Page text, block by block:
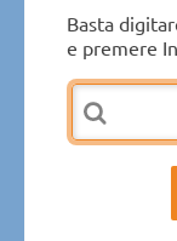
Basta
e premere